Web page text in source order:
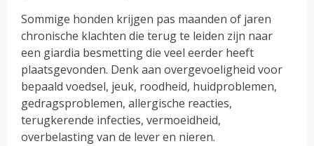
Sommige honden krijgen pas maanden of jaren
chronische klachten die terug te leiden zijn naar
een giardia besmetting die veel eerder heeft
plaatsgevonden. Denk aan overgevoeligheid voor
bepaald voedsel, jeuk, roodheid, huidproblemen,
gedragsproblemen, allergische reacties,
terugkerende infecties, vermoeidheid,
overbelasting van de lever en nieren.